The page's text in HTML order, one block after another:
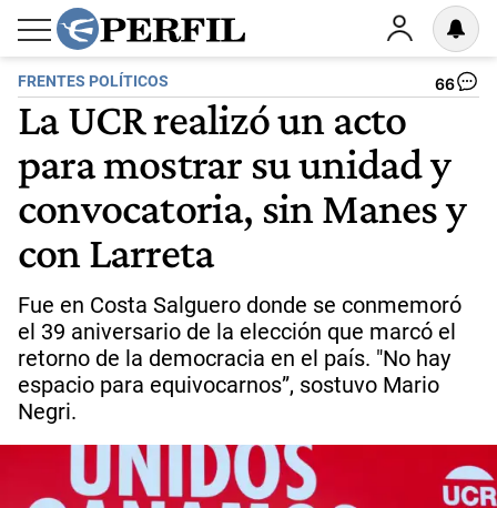
FRENTES POLÍTICOS 66
La UCR realizó un acto
para mostrar su unidad y
convocatoria, sin Manes y
con Larreta
Fue en Costa Salguero donde se conmemoró
el 39 aniversario de la elección que marcó el
retorno de la democracia en el país. "No hay
espacio para equivocarnos”, sostuvo Mario
Negri.